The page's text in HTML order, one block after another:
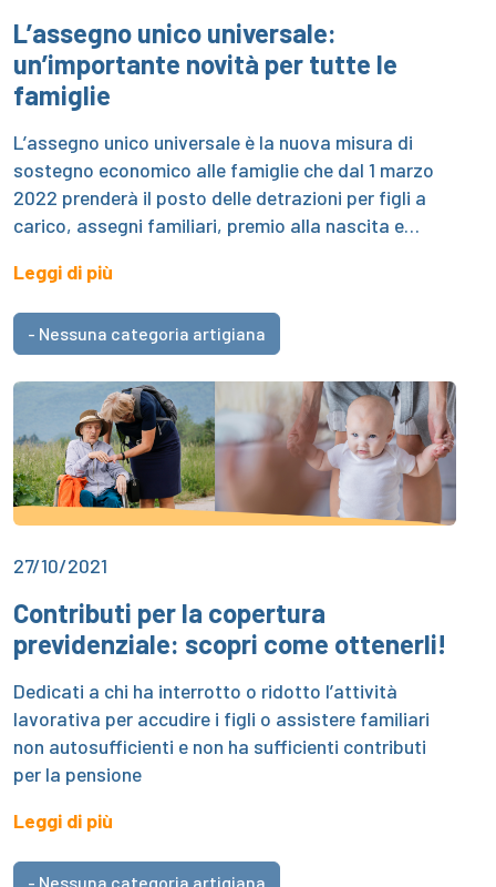
L’assegno unico universale:
un’importante novità per tutte le
famiglie
L’assegno unico universale è la nuova misura di
sostegno economico alle famiglie che dal 1 marzo
2022 prenderà il posto delle detrazioni per figli a
carico, assegni familiari, premio alla nascita e…
Leggi di più
- Nessuna categoria artigiana
27/10/2021
Contributi per la copertura
previdenziale: scopri come ottenerli!
Dedicati a chi ha interrotto o ridotto l’attività
lavorativa per accudire i figli o assistere familiari
non autosufficienti e non ha sufficienti contributi
per la pensione
Leggi di più
- Nessuna categoria artigiana